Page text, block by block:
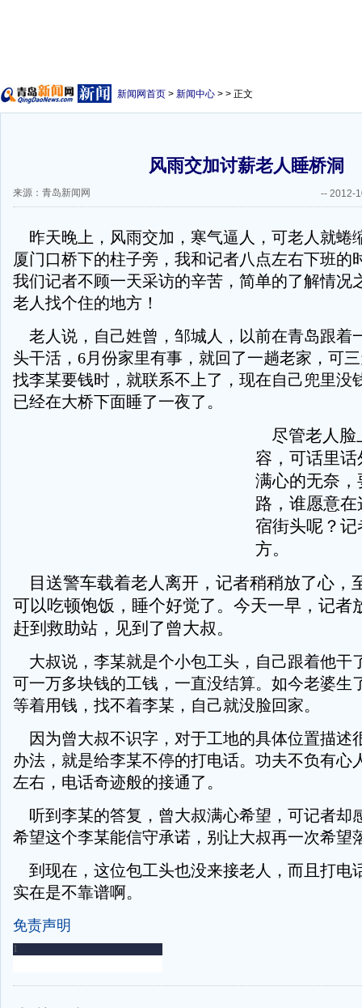
新闻网首页 > 新闻中心 > > 正文
风雨交加讨薪老人睡桥洞
来源：青岛新闻网 -- 2012-
昨天晚上，风雨交加，寒气逼人，可老人就蜷
厦门口桥下的柱子旁，我和记者八点左右下班的
我们记者不顾一天采访的辛苦，简单的了解情况
老人找个住的地方！
老人说，自己姓曾，邹城人，以前在青岛跟着
头干活，6月份家里有事，就回了一趟老家，可
找李某要钱时，就联系不上了，现在自己兜里没
已经在大桥下面睡了一夜了。
尽管老人脸
容，可话里
满心的无奈
路，谁愿意
宿街头呢？
方。
目送警车载着老人离开，记者稍稍放了心，
可以吃顿饱饭，睡个好觉了。今天一早，记者
赶到救助站，见到了曾大叔。
大叔说，李某就是个小包工头，自己跟着他干
可一万多块钱的工钱，一直没结算。如今老婆生
等着用钱，找不着李某，自己就没脸回家。
因为曾大叔不识字，对于工地的具体位置描述
办法，就是给李某不停的打电话。功夫不负有心
左右，电话奇迹般的接通了。
听到李某的答复，曾大叔满心希望，可记者却
希望这个李某能信守承诺，别让大叔再一次希望
到现在，这位包工头也没来接老人，而且打电
实在是不靠谱啊。
免责声明
-